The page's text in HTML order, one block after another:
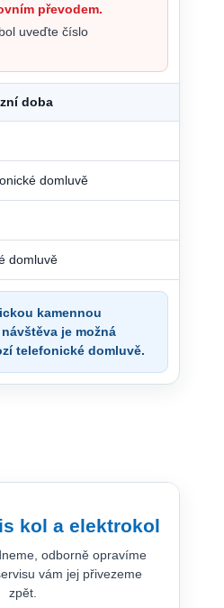
převodem.
uveďte číslo
doba
domluvě
domluvě
kamennou
je možná
telefonické domluvě.
kol a elektrokol
odborně opravíme
vám jej přivezeme
zpět.